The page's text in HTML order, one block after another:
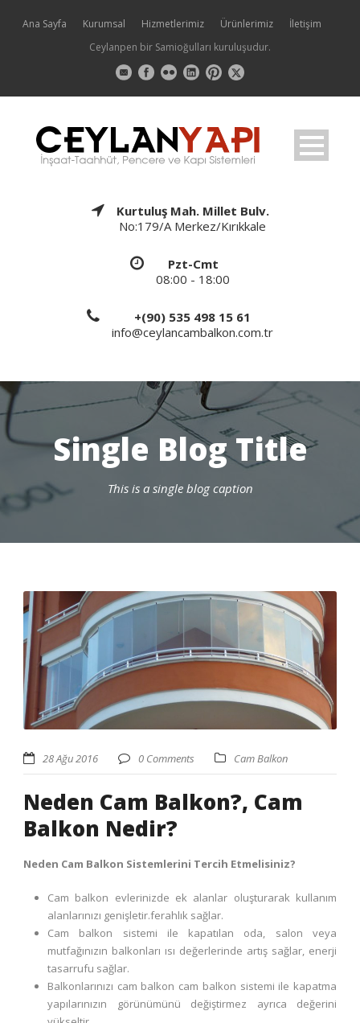
Ana Sayfa Kurumsal Hizmetlerimiz Ürünlerimiz
İletişim
Ceylanpen bir Samioğulları kuruluşudur.
Kurtuluş Mah. Millet Bulv.
No:179/A Merkez/Kırıkkale
Pzt-Cmt
08:00 - 18:00
+(90) 535 498 15 61
info@ceylancambalkon.com.tr
Single Blog Title
This is a single blog caption
28 Ağu 2016 0 Comments Cam Balkon
Neden Cam Balkon?, Cam
Balkon Nedir?
Neden Cam Balkon Sistemlerini Tercih Etmelisiniz?
Cam balkon evlerinizde ek alanlar oluşturarak kullanım
alanlarınızı genişletir.ferahlık sağlar.
Cam balkon sistemi ile kapatılan oda, salon veya
mutfağınızın balkonları ısı değerlerinde artış sağlar, enerji
tasarrufu sağlar.
Balkonlarınızı cam balkon cam balkon sistemi ile kapatma
yapılarınızın görünümünü değiştirmez ayrıca değerini